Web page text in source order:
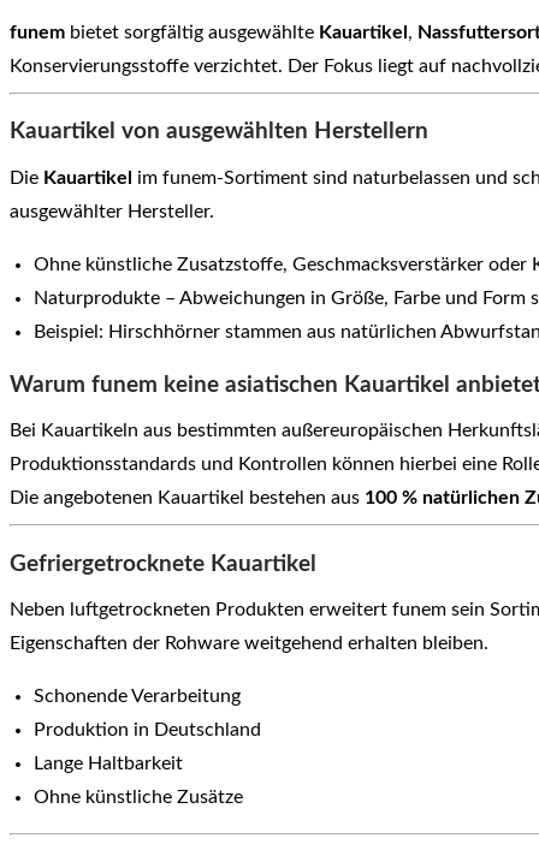
funem bietet sorgfältig ausgewählte Kauartikel ,
Konservierungsstoffe verzichtet. Der Fokus liegt auf
Kauartikel von ausgewählten Herstellern
Die Kauartikel
im funem-Sortiment sind naturbelassen und
ausgewählter Hersteller.
Ohne künstliche Zusatzstoffe, Geschmacksverstärker oder
Naturprodukte – Abweichungen in Größe, Farbe und Form
Beispiel: Hirschhörner stammen aus natürlichen
Warum funem keine asiatischen Kauartikel
Bei Kauartikeln aus bestimmten außereuropäischen
Produktionsstandards und Kontrollen können hierbei eine
Die angebotenen Kauartikel bestehen aus 100 % natürlichen
Gefriergetrocknete Kauartikel
Neben luftgetrockneten Produkten erweitert funem sein
Eigenschaften der Rohware weitgehend erhalten bleiben.
Schonende Verarbeitung
Produktion in Deutschland
Lange Haltbarkeit
Ohne künstliche Zusätze